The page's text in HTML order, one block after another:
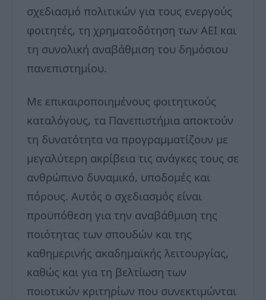
σχεδιασμό πολιτικών για τους ενεργούς
φοιτητές, τη χρηματοδότηση των ΑΕΙ και
τη συνολική αναβάθμιση του δημόσιου
πανεπιστημίου.
Με επικαιροποιημένους φοιτητικούς
καταλόγους, τα Πανεπιστήμια αποκτούν
τη δυνατότητα να προγραμματίζουν με
μεγαλύτερη ακρίβεια τις ανάγκες τους σε
ανθρώπινο δυναμικό, υποδομές και
πόρους. Αυτός ο σχεδιασμός είναι
προϋπόθεση για την αναβάθμιση της
ποιότητας των σπουδών και της
καθημερινής ακαδημαϊκής λειτουργίας,
καθώς και για τη βελτίωση των
ποιοτικών κριτηρίων που συνεκτιμώνται